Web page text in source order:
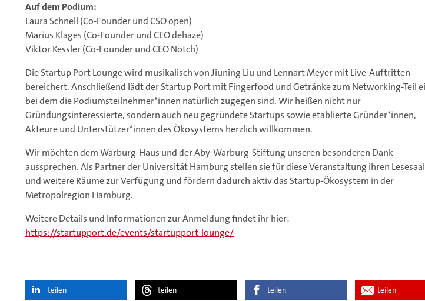
Auf dem Podium:
Laura Schnell (Co-Founder und CSO open)
Marius Klages (Co-Founder und CEO dehaze)
Viktor Kessler (Co-Founder und CEO Notch)
Die Startup Port Lounge wird musikalisch von Jiuning Liu und Lennart Meyer mit Live-Auftritten
bereichert. Anschließend lädt der Startup Port mit Fingerfood und Getränke zum Networking-Teil
bei dem die Podiumsteilnehmer*innen natürlich zugegen sind. Wir heißen nicht nur
Gründungsinteressierte, sondern auch neu gegründete Startups sowie etablierte Gründer*innen,
Akteure und Unterstützer*innen des Ökosystems herzlich willkommen.
Wir möchten dem Warburg-Haus und der Aby-Warburg-Stiftung unseren besonderen Dank
aussprechen. Als Partner der Universität Hamburg stellen sie für diese Veranstaltung ihren Lesesaal
und weitere Räume zur Verfügung und fördern dadurch aktiv das Startup-Ökosystem in der
Metropolregion Hamburg.
Weitere Details und Informationen zur Anmeldung findet ihr hier:
https://startupport.de/events/startupport-lounge/
teilen teilen teilen teilen